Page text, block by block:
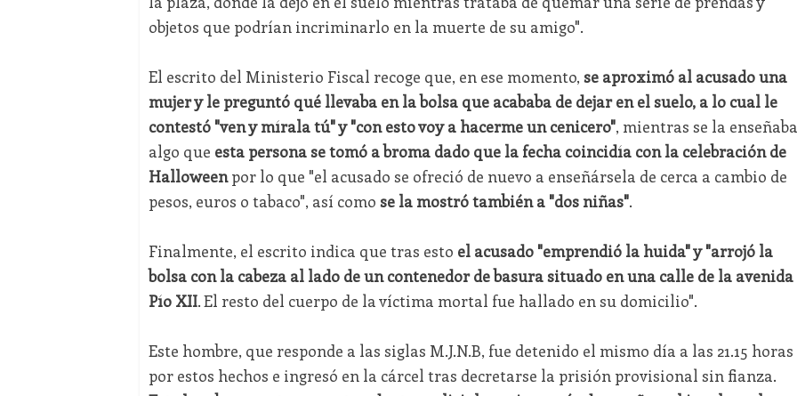
objetos que podrían incriminarlo en la muerte de su amigo".
El escrito del Ministerio Fiscal recoge que, en ese momento, se aproximó al acusado una
mujer y le preguntó qué llevaba en la bolsa que acababa de dejar en el suelo, a lo cual le
contestó "ven y mírala tú" y "con esto voy a hacerme un cenicero", mientras se la
algo que esta persona se tomó a broma dado que la fecha coincidía con la celebración de
Halloweenpor lo que "el acusado se ofreció de nuevo a enseñársela de cerca a cambio de
pesos, euros o tabaco", así como se la mostró también a "dos niñas".
Finalmente, el escrito indica que tras esto el acusado "emprendió la huida" y "arrojó la
bolsa con la cabeza al lado de un contenedor de basura situado en una calle de la avenida
Pío XII. El resto del cuerpo de la víctima mortal fue hallado en su domicilio".
Este hombre, que responde a las siglas M.J.N.B, fue detenido el mismo día a las 21.15 horas
por estos hechos e ingresó en la cárcel tras decretarse la prisión provisional sin fianza.